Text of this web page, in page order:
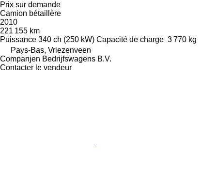
Prix sur demande
Camion bétaillère
2010
221 155 km
Puissance 340 ch (250 kW) Capacité de charge 3 770 kg
Pays-Bas, Vriezenveen
Companjen Bedrijfswagens B.V.
Contacter le vendeur